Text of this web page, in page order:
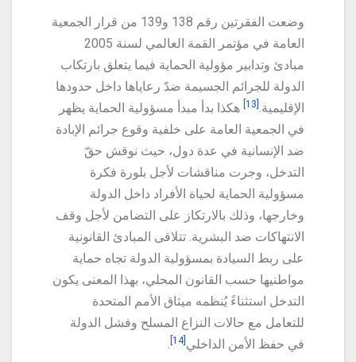
وضعت الفقرتين رقم 138 و139 من قرار الجمعية
العامة في مؤتمر القمة العالمي لسنة 2005
مبادئ وتدابير مؤولية الحماية فيما يتعلق بارتكاب
الدولة للجرائم الجسيمة ضدّ رعاياها داخل حدودها
الإقليمية.
هكذا بدأ مبدأ مسؤولية الحماية يظهر
في الجمعية العامة على خلفية وقوع جرائم الإبادة
ضد الإنسانية في عدة دول، حيث نوقش حقّ
التدخل، وجرت مناقشات لأجل بلورة فكرة
مسؤولية الحماية لحياة الأفراد داخل الدولة
وخارجها، وذلك بالارتكاز على التضامن لأجل وقف
الانتهاكات ضد البشرية. تتلاقى المبادئ القانونية
على ربط السيادة بمسؤولية الدولة تجاه حماية
مواطنيها حسب القانون المحلي، بهذا المعنى يكون
التدخل استثناءً يُنظمه ميثاق الأمم المتحدة
للتعامل مع حالات النزاع المسلح وفشل الدولة
في حفظ الأمن الداخلي [14]
.